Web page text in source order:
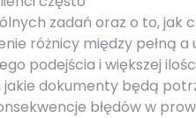
zadań oraz o to,
różnicy między pełną
podejścia i większej
dokumenty będą
błędów w